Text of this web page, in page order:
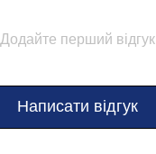
Додайте перший відгук
Написати відгук